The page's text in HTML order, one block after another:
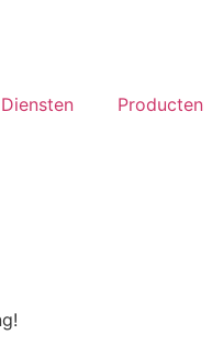
Diensten Producten